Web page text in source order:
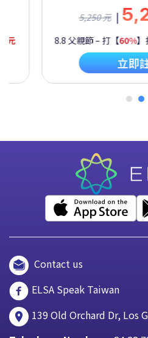
】折，最高減 2,092元
Contact us
ELSA Speak Taiwan
139 Old Orchard Dr, Los